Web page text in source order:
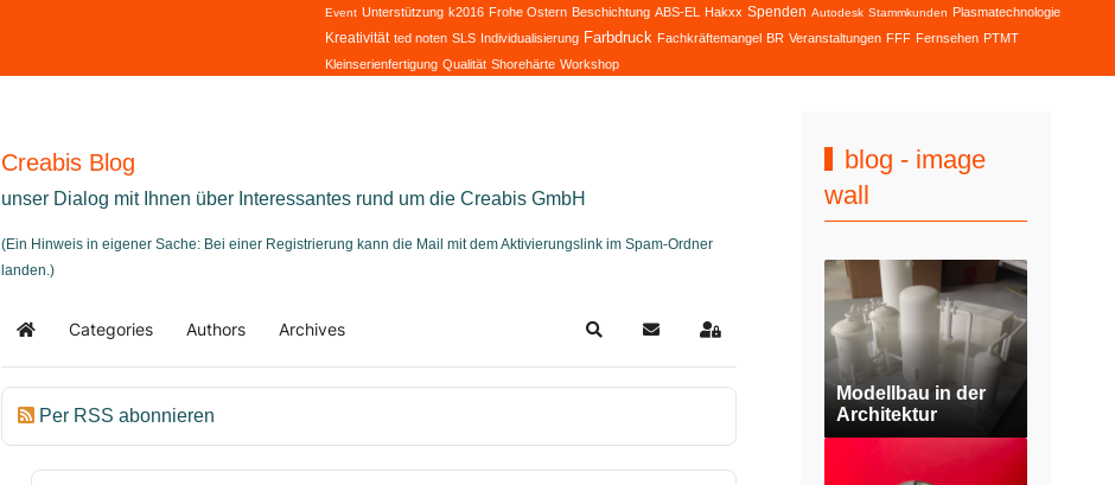
Event Unterstützung k2016 Frohe Ostern Beschichtung ABS-EL Hakxx Spenden Autodesk Stammkunden Plasmatechnologie
Kreativität ted noten SLS Individualisierung Farbdruck Fachkräftemangel BR Veranstaltungen FFF Fernsehen PTMT
Kleinserienfertigung Qualität Shorehärte Workshop
Creabis Blog
unser Dialog mit Ihnen über Interessantes rund um die Creabis GmbH
(Ein Hinweis in eigener Sache: Bei einer Registrierung kann die Mail mit dem Aktivierungslink im Spam-Ordner
landen.)
Home Categories Authors Archives SearchUpdates abonnieren
Sign In
Per RSS abonnieren
blog - image
wall
Modellbau in der
Architektur